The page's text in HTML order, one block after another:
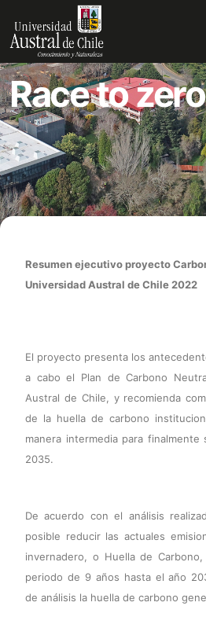
Race to zero
Resumen ejecutivo proyecto
Universidad Austral de Chile 2022
El proyecto presenta los
a cabo el Plan de Carbono
Austral de Chile, y recomienda
de la huella de carbono
manera intermedia para
2035.
De acuerdo con el análisis
posible reducir las actuales
invernadero, o Huella de
periodo de 9 años hasta el año
de análisis la huella de carbono